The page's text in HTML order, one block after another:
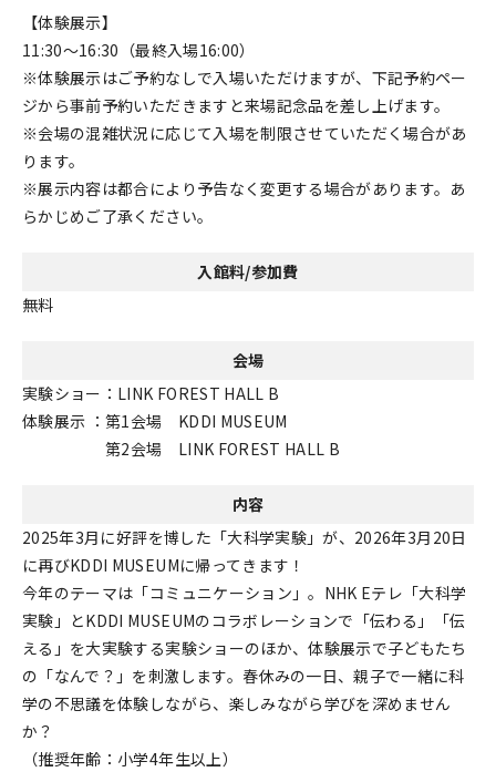
【体験展示】
11:30～16:30（最終入場16:00）
※体験展示はご予約なしで入場いただけますが、下記予約ペー
ジから事前予約いただきますと来場記念品を差し上げます。
※会場の混雑状況に応じて入場を制限させていただく場合があ
ります。
※展示内容は都合により予告なく変更する場合があります。あ
らかじめご了承ください。
入館料/参加費
無料
会場
実験ショー：LINK FOREST HALL B
体験展示 ：第1会場 KDDI MUSEUM
第2会場 LINK FOREST HALL B
内容
2025年3月に好評を博した「大科学実験」が、2026年3月20日
に再びKDDI MUSEUMに帰ってきます！
今年のテーマは「コミュニケーション」。NHK Eテレ「大科学
実験」とKDDI MUSEUMのコラボレーションで「伝わる」「伝
える」を大実験する実験ショーのほか、体験展示で子どもたち
の「なんで？」を刺激します。春休みの一日、親子で一緒に科
学の不思議を体験しながら、楽しみながら学びを深めません
か？
（推奨年齢：小学4年生以上）